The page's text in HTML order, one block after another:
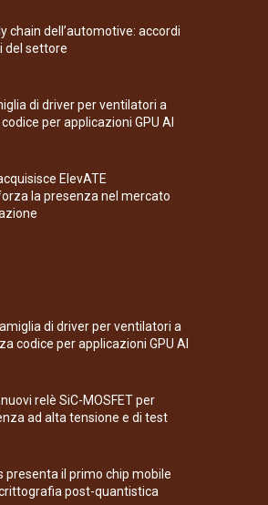
chain dell’automotive: accordi
del settore
di driver per ventilatori a
per applicazioni GPU AI
ElevATE
la presenza nel mercato
di driver per ventilatori a
codice per applicazioni GPU AI
relè SiC-MOSFET per
ad alta tensione e di test
presenta il primo chip mobile
post-quantistica